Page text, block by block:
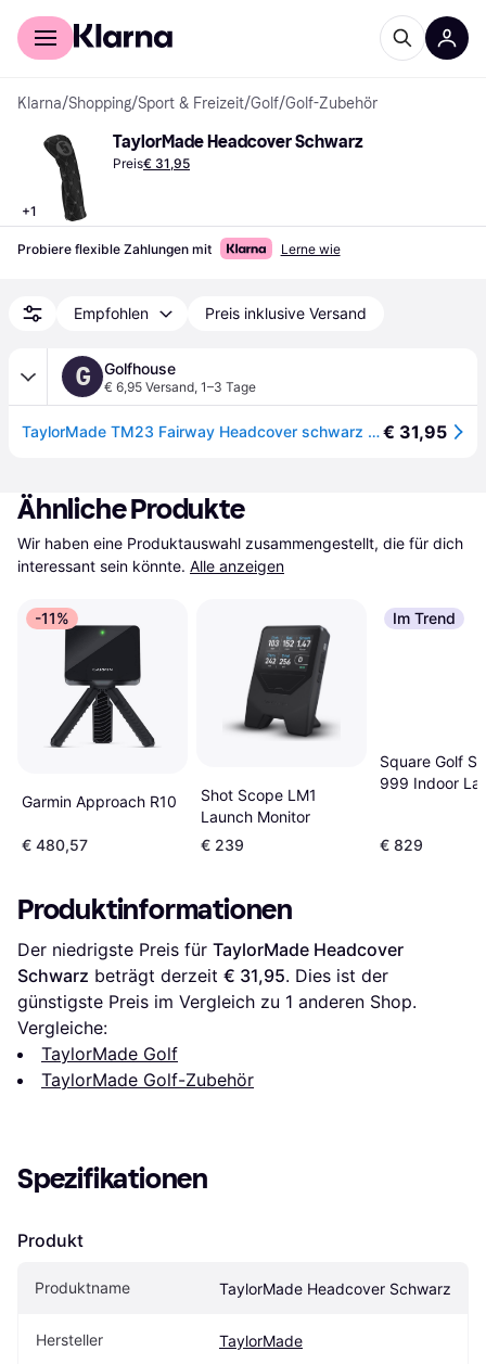
Für Shopper
Klarna/Shopping/Sport & Freizeit/Golf/Golf-Zubehör
+1
TaylorMade Headcover Schwarz
Preis€ 31,95
Probiere flexible Zahlungen mit Lerne wie
Empfohlen Preis inklusive Versand
G Golfhouse
€ 6,95 Versand, 1–3 Tage
TaylorMade TM23 Fairway Headcover schwarz - 5€ 31,95
Ähnliche Produkte
Wir haben eine Produktauswahl zusammengestellt, die für dich
interessant sein könnte. Alle anzeigen
-11%
Garmin Approach R10
€ 480,57
Shot Scope LM1
Launch Monitor
€ 239
Im Trend
Square Golf
999 Indoor
€ 829
Produktinformationen
Der niedrigste Preis für TaylorMade Headcover
Schwarz beträgt derzeit € 31,95. Dies ist der
günstigste Preis im Vergleich zu 1 anderen Shop.
Vergleiche:
TaylorMade Golf
TaylorMade Golf-Zubehör
Spezifikationen
Produkt
Produktname TaylorMade Headcover Schwarz
Hersteller TaylorMade